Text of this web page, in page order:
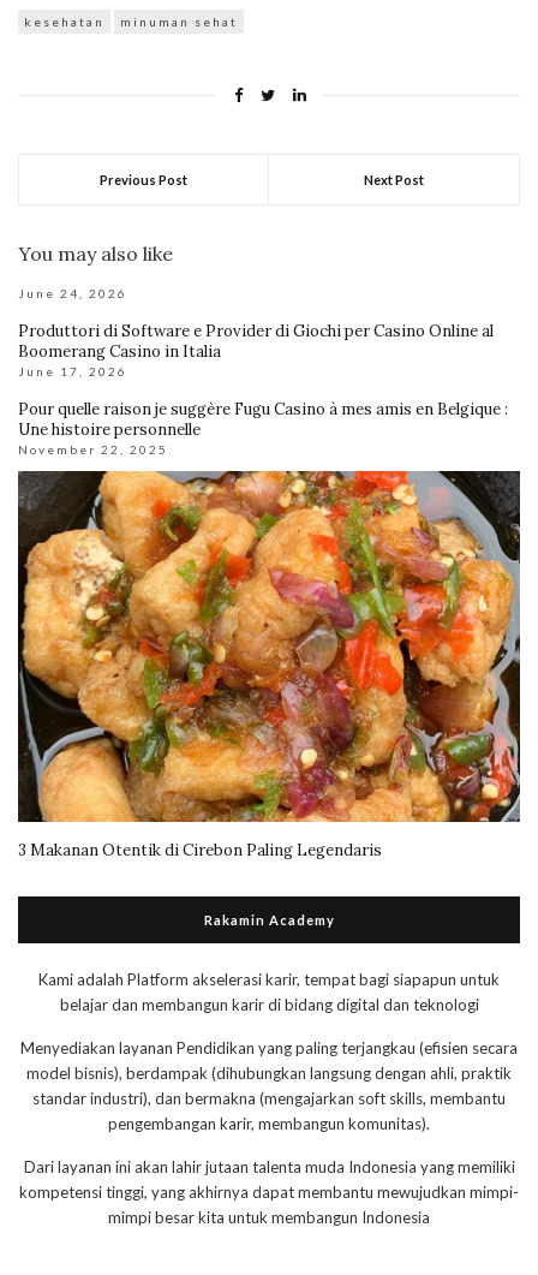
kesehatan minuman sehat
Previous Post Next Post
You may also like
June 24, 2026
Produttori di Software e Provider di Giochi per Casino Online al
Boomerang Casino in Italia
June 17, 2026
Pour quelle raison je suggère Fugu Casino à mes amis en Belgique :
Une histoire personnelle
November 22, 2025
3 Makanan Otentik di Cirebon Paling Legendaris
Rakamin Academy
Kami adalah Platform akselerasi karir, tempat bagi siapapun untuk
belajar dan membangun karir di bidang digital dan teknologi
Menyediakan layanan Pendidikan yang paling terjangkau (efisien secara
model bisnis), berdampak (dihubungkan langsung dengan ahli, praktik
standar industri), dan bermakna (mengajarkan soft skills, membantu
pengembangan karir, membangun komunitas).
Dari layanan ini akan lahir jutaan talenta muda Indonesia yang memiliki
kompetensi tinggi, yang akhirnya dapat membantu mewujudkan mimpi-
mimpi besar kita untuk membangun Indonesia